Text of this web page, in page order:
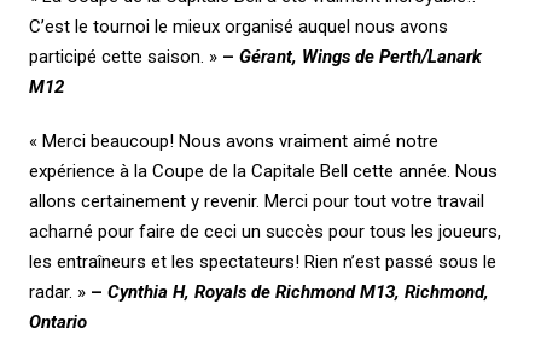
C’est le tournoi le mieux organisé auquel nous avons
participé cette saison. » – Gérant, Wings de Perth/Lanark
M12
« Merci beaucoup! Nous avons vraiment aimé notre
expérience à la Coupe de la Capitale Bell cette année. Nous
allons certainement y revenir. Merci pour tout votre travail
acharné pour faire de ceci un succès pour tous les joueurs,
les entraîneurs et les spectateurs! Rien n’est passé sous le
radar. » – Cynthia H, Royals de Richmond M13, Richmond,
Ontario